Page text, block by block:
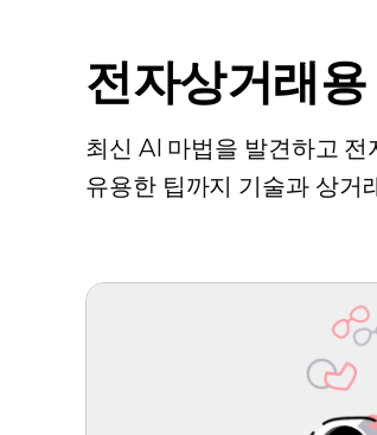
전자상거래
최신 AI 마법을 발견하고
유용한 팁까지 기술과 상거